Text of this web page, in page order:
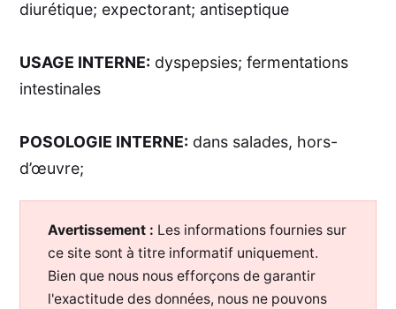
diurétique; expectorant; antiseptique
USAGE INTERNE: dyspepsies; fermentations
intestinales
POSOLOGIE INTERNE: dans salades, hors-
d’œuvre;
Avertissement : Les informations fournies sur
ce site sont à titre informatif uniquement.
Bien que nous nous efforçons de garantir
l'exactitude des données, nous ne pouvons